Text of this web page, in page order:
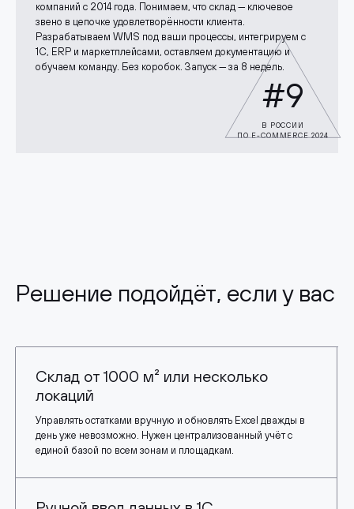
компаний с 2014 года. Понимаем, что склад — ключевое
звено в цепочке удовлетворённости клиента.
Разрабатываем WMS под ваши процессы, интегрируем с
1С, ERP и маркетплейсами, оставляем документацию и
обучаем команду. Без коробок. Запуск — за 8 недель.
#9
В РОССИИ
ПО E-COMMERCE 2024
Решение подойдёт, если у вас
Склад от 1000 м² или несколько
локаций
Управлять остатками вручную и обновлять Excel дважды в
день уже невозможно. Нужен централизованный учёт с
единой базой по всем зонам и площадкам.